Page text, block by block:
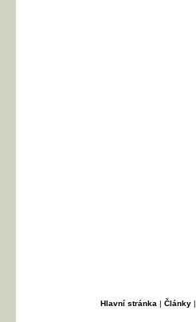
Hlavní stránka | Články|